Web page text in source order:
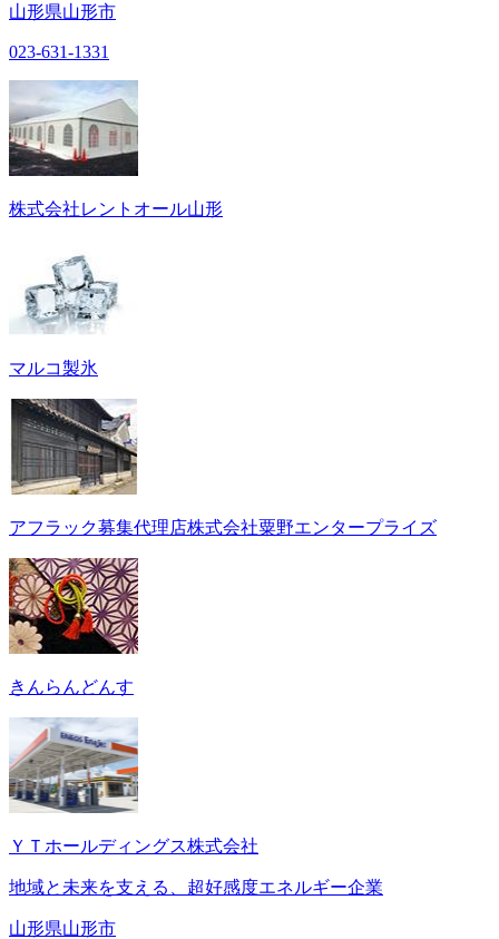
山形県山形市
023-631-1331
株式会社レントオール山形
マルコ製氷
アフラック募集代理店株式会社粟野エンタープライズ
きんらんどんす
ＹＴホールディングス株式会社
地域と未来を支える、超好感度エネルギー企業
山形県山形市